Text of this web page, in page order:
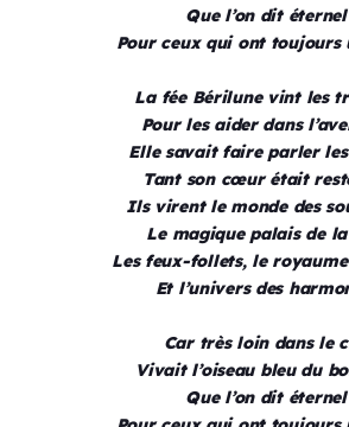
Que l’on dit éternel
Pour ceux qui ont
La fée Bérilune vint les
Pour les aider dans
Elle savait faire parler
Tant son cœur était
Ils virent le monde des
Le magique palais de
Les feux-follets, le royaume
Et l’univers des
Car très loin dans le
Vivait l’oiseau bleu du
Que l’on dit éternel